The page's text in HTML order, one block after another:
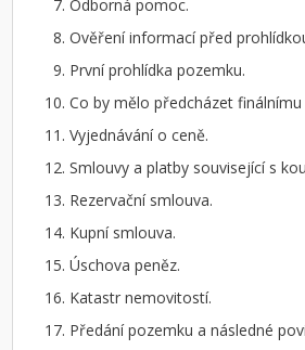
Odborná pomoc.
Ověření informací před
První prohlídka pozemku.
Co by mělo předcházet
Vyjednávání o ceně.
Smlouvy a platby související s
Rezervační smlouva.
Kupní smlouva.
Úschova peněz.
Katastr nemovitostí.
Předání pozemku a následné